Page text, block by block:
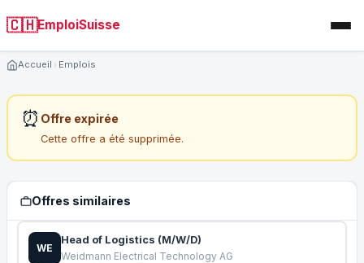
🇨🇭EmploiSuisse
Accueil Emplois
⏰ Offre expirée
Cette offre a été supprimée.
Offres similaires
WE
Head of Logistics (M/W/D)
Weidmann Electrical Technology AG